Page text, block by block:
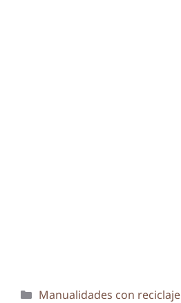
Categorías
Manualidades con reciclaje